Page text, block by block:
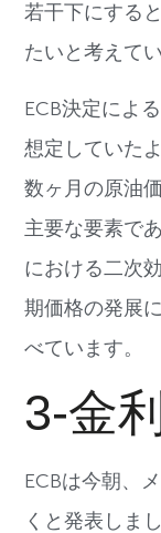
若干下にする
たいと考えて
ECB決定によ
想定していた
数ヶ月の原油
主要な要素で
における二次
期価格の発展
べています。
3-金
ECBは今朝、
くと発表しまし